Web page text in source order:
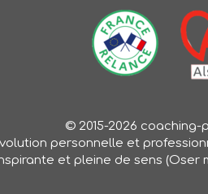
© 2015-2026 coaching-
personnelle et
et pleine de sens (Oser